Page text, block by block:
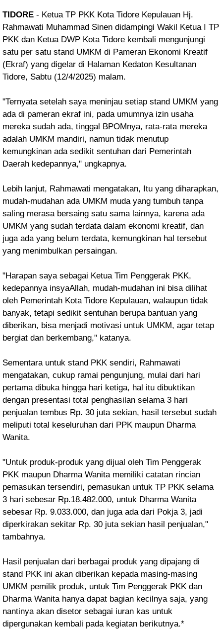
TIDORE - Ketua TP PKK Kota Tidore Kepulauan Hj.
Rahmawati Muhammad Sinen didampingi Wakil Ketua I TP
PKK dan Ketua DWP Kota Tidore kembali mengunjungi
satu per satu stand UMKM di Pameran Ekonomi Kreatif
(Ekraf) yang digelar di Halaman Kedaton Kesultanan
Tidore, Sabtu (12/4/2025) malam.
"Ternyata setelah saya meninjau setiap stand UMKM yang
ada di pameran ekraf ini, pada umumnya izin usaha
mereka sudah ada, tinggal BPOMnya, rata-rata mereka
adalah UMKM mandiri, namun tidak menutup
kemungkinan ada sedikit sentuhan dari Pemerintah
Daerah kedepannya," ungkapnya.
Lebih lanjut, Rahmawati mengatakan, Itu yang diharapkan,
mudah-mudahan ada UMKM muda yang tumbuh tanpa
saling merasa bersaing satu sama lainnya, karena ada
UMKM yang sudah terdata dalam ekonomi kreatif, dan
juga ada yang belum terdata, kemungkinan hal tersebut
yang menimbulkan persaingan.
"Harapan saya sebagai Ketua Tim Penggerak PKK,
kedepannya insyaAllah, mudah-mudahan ini bisa dilihat
oleh Pemerintah Kota Tidore Kepulauan, walaupun tidak
banyak, tetapi sedikit sentuhan berupa bantuan yang
diberikan, bisa menjadi motivasi untuk UMKM, agar tetap
bergiat dan berkembang," katanya.
Sementara untuk stand PKK sendiri, Rahmawati
mengatakan, cukup ramai pengunjung, mulai dari hari
pertama dibuka hingga hari ketiga, hal itu dibuktikan
dengan presentasi total penghasilan selama 3 hari
penjualan tembus Rp. 30 juta sekian, hasil tersebut sudah
meliputi total keseluruhan dari PPK maupun Dharma
Wanita.
"Untuk produk-produk yang dijual oleh Tim Penggerak
PKK maupun Dharma Wanita memiliki catatan rincian
pemasukan tersendiri, pemasukan untuk TP PKK selama
3 hari sebesar Rp.18.482.000, untuk Dharma Wanita
sebesar Rp. 9.033.000, dan juga ada dari Pokja 3, jadi
diperkirakan sekitar Rp. 30 juta sekian hasil penjualan,"
tambahnya.
Hasil penjualan dari berbagai produk yang dipajang di
stand PKK ini akan diberikan kepada masing-masing
UMKM pemilik produk, untuk Tim Penggerak PKK dan
Dharma Wanita hanya dapat bagian kecilnya saja, yang
nantinya akan disetor sebagai iuran kas untuk
dipergunakan kembali pada kegiatan berikutnya.*